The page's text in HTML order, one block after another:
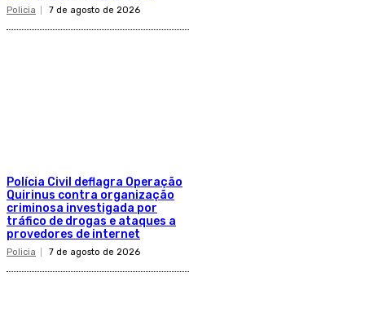
Policia 7 de agosto de 2026
Polícia Civil deflagra Operação
Quirinus contra organização
criminosa investigada por
tráfico de drogas e ataques a
provedores de internet
Policia 7 de agosto de 2026